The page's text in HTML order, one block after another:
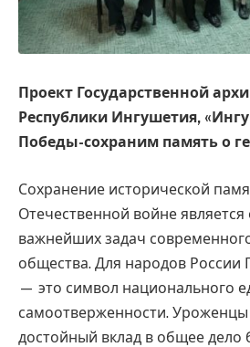
Проект Государственной
Республики Ингушетия,
Победы-сохраним память о
Сохранение исторической
Отечественной войне является
важнейших задач
общества. Для народов России
— это символ национального
самоотверженности.
достойный вклад в общее дело